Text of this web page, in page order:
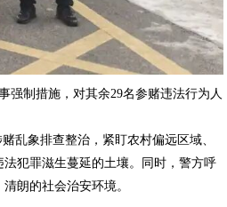
强制措施，对其余29名参赌违法行为人
乱象排查整治，紧盯农村偏远区域、
犯罪滋生蔓延的土壤。同时，警方呼
朗的社会治安环境。